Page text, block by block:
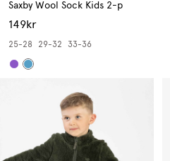
Saxby Wool Sock Kids 2-p
149kr
25-28 29-32 33-36